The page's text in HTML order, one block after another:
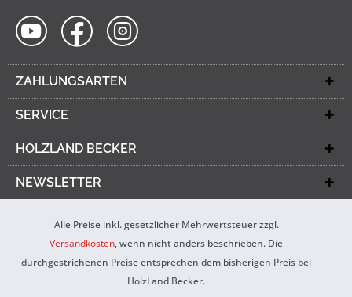
ZAHLUNGSARTEN
SERVICE
HOLZLAND BECKER
NEWSLETTER
Alle Preise inkl. gesetzlicher Mehrwertsteuer zzgl.
Versandkosten, wenn nicht anders beschrieben. Die
durchgestrichenen Preise entsprechen dem bisherigen Preis bei
HolzLand Becker.